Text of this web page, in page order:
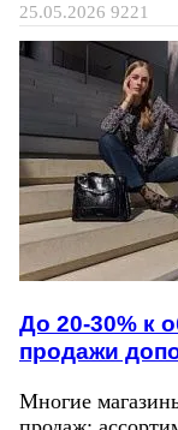
25.05.2026 9221
До 20-30% к
продажи
Многие